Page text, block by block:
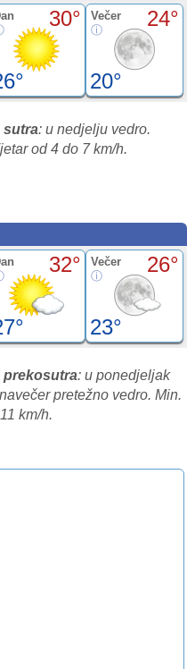
30° Večer 24°
20°
sutra: u nedjelju vedro.
od 4 do 7 km/h.
32° Večer 26°
23°
prekosutra: u ponedjeljak
pretežno vedro. Min.
km/h.